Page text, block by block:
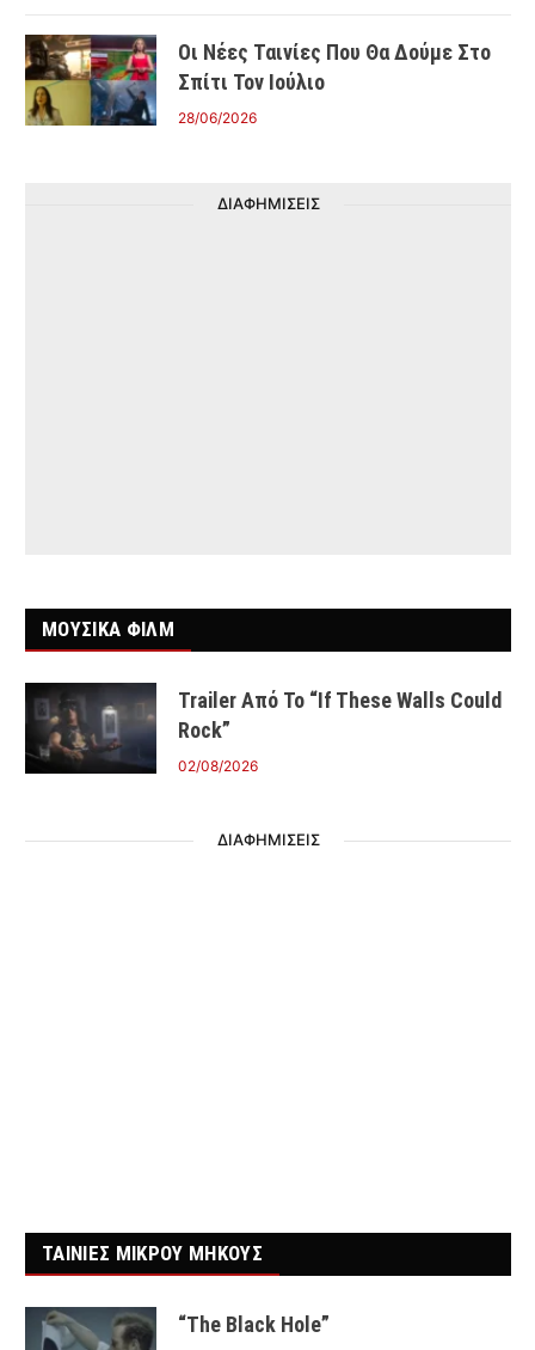
Οι Νέες Ταινίες Που Θα Δούμε Στο
Σπίτι Τον Ιούλιο
28/06/2026
ΔΙΑΦΗΜΙΣΕΙΣ
ΜΟΥΣΙΚΑ ΦΙΛΜ
Trailer Από Το “If These Walls Could
Rock”
02/08/2026
ΔΙΑΦΗΜΙΣΕΙΣ
ΤΑΙΝΙΕΣ ΜΙΚΡΟΥ ΜΗΚΟΥΣ
“The Black Hole”